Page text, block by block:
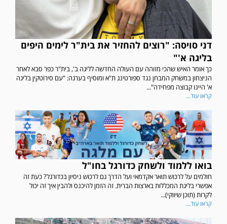
דני סויסה: "רוצים להחזיר את בית"ר לימים היפים
בליגה א'"
כך אומר האיש שהכי מזוהה עם העולה החדשה לליגה ב', בית"ר כפר סבא לאחר
הניצחון במשחק המבחן נגד ספורטינג ת"א ומוסיף בערגה: "עם סירוטקין בליגה
א' היינו קבוצה מפחידה"...
קראו עוד...
בואו ללמוד ולשחק כדורגל בחו"ל
חולמים על לרכוש תואר אקדמאי ועל הדרך גם לרכוש ניסיון בכדורגל? כעת זה
אפשרי בליגת המכללות בארצות הברית. זה הזמן להיכנס ולהבין איך זה יכול
לקרות (תוכן שיווקי)...
קראו עוד...